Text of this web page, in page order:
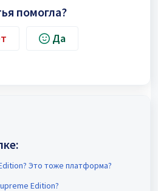
помогла?
Да
Это тоже платформа?
Edition?